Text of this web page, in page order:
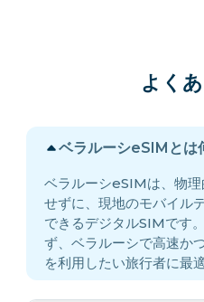
よく
ベラルーシeSIMとは
ベラルーシeSIMは、物
せずに、現地のモバイル
できるデジタルSIMです
ず、ベラルーシで高速か
を利用したい旅行者に最適